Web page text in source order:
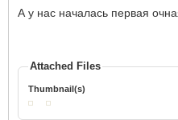
А у нас началась первая
Attached Files
Thumbnail(s)